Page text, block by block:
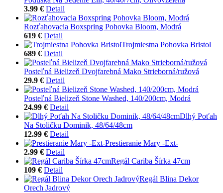
3.99 € Detail
Rozťahovacia Boxspring Pohovka Bloom, Modrá
619 € Detail
Trojmiestna Pohovka Bristol
689 € Detail
Posteľná Bielizeň Dvojfarebná Mako Strieborná/ružová
29.9 € Detail
Posteľná Bielizeň Stone Washed, 140/200cm, Modrá
24.99 € Detail
Dlhý Poťah
Na Stoličku Dominik, 48/64/48cm
12.99 € Detail
Prestieranie Mary -Ext-
2.99 € Detail
Regál Cariba Šírka 47cm
109 € Detail
Regál Blina Dekor
Orech Jadrový